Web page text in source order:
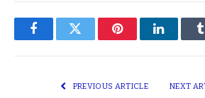
FacebookTwitter PinterestLinkedIn
PREVIOUS ARTICLE NEXT